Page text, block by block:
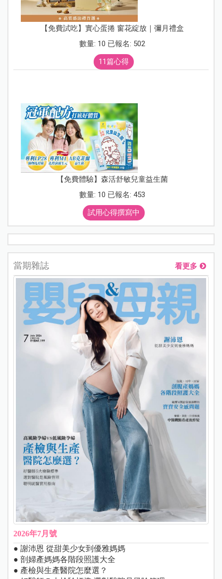
【免費試吃】實心蛋捲 窗花綻放｜彌月禮盒
數量: 10 已報名: 502
11篇心得
【免費體驗】森活舒敏兒童益生菌
數量: 10 已報名: 453
試用心得撰寫中
當期雜誌 看更多
2026年7月號
● 謝沛恩 從甜美少女到優雅媽媽
● 剖婦產媽媽各階段照護大全
● 產檢與生產醫院怎麼選？